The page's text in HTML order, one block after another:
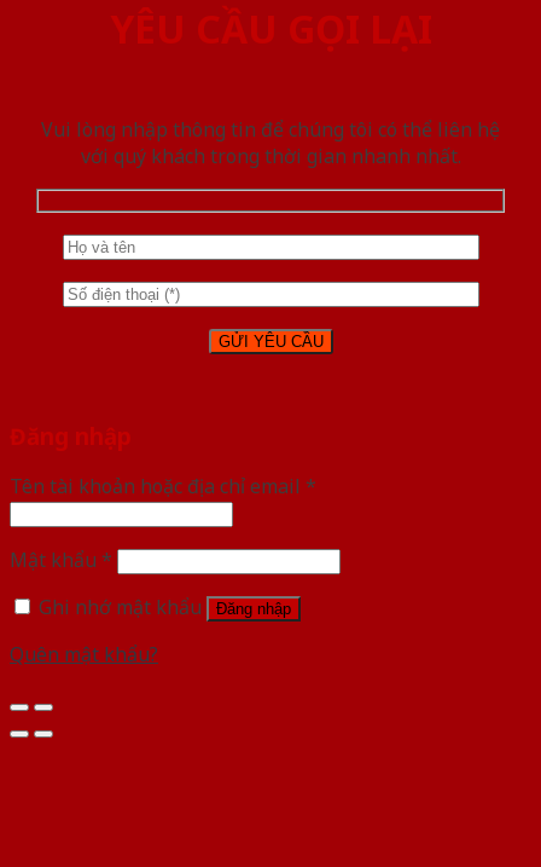
YÊU CẦU GỌI LẠI
Vui lòng nhập thông tin để chúng tôi có thể liên hệ
với quý khách trong thời gian nhanh nhất.
Đăng nhập
Tên tài khoản hoặc địa chỉ email *
Mật khẩu *
Ghi nhớ mật khẩu
Đăng nhập
Quên mật khẩu?